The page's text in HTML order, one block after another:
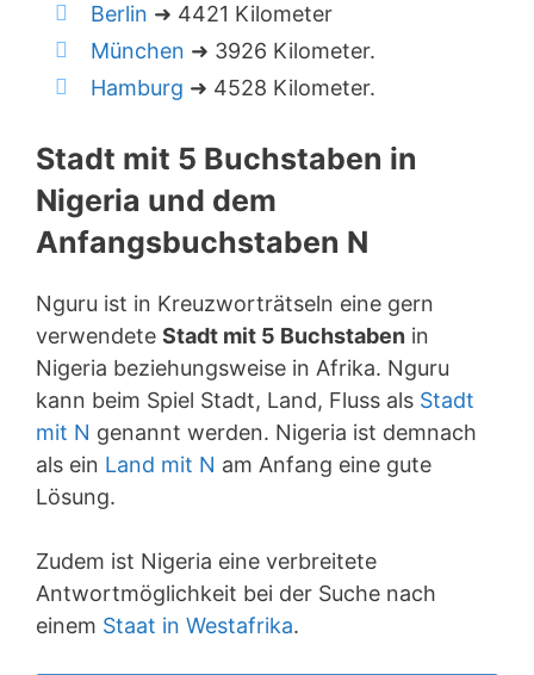
Berlin ➜ 4421 Kilometer
München ➜ 3926 Kilometer.
Hamburg ➜ 4528 Kilometer.
Stadt mit 5 Buchstaben in
Nigeria und dem
Anfangsbuchstaben N
Nguru ist in Kreuzworträtseln eine gern
verwendete Stadt mit 5 Buchstaben in
Nigeria beziehungsweise in Afrika. Nguru
kann beim Spiel Stadt, Land, Fluss als Stadt
mit N genannt werden. Nigeria ist demnach
als ein Land mit N am Anfang eine gute
Lösung.
Zudem ist Nigeria eine verbreitete
Antwortmöglichkeit bei der Suche nach
einem Staat in Westafrika.